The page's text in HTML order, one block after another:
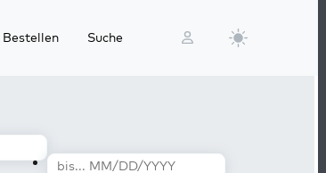
Bestellen Suche